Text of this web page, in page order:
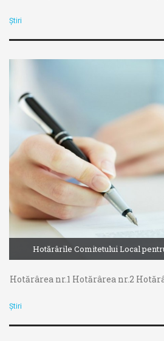
Știri
Hotărârile Comitetului Local
Hotărârea nr.1 Hotărârea nr.2
Știri